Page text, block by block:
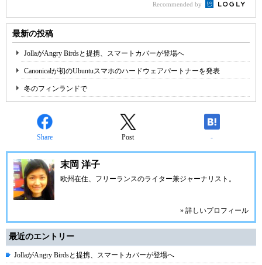
Recommended by
最新の投稿
JollaがAngry Birdsと提携、スマートカバーが登場へ
Canonicalが初のUbuntuスマホのハードウェアパートナーを発表
冬のフィンランドで
Share Post -
末岡 洋子
欧州在住、フリーランスのライター兼ジャーナリスト。
» 詳しいプロフィール
最近のエントリー
JollaがAngry Birdsと提携、スマートカバーが登場へ